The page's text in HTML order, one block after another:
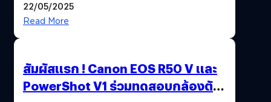
22/05/2025
Read More
สัมผัสแรก ! Canon EOS R50 V และ
PowerShot V1 ร่วมทดสอบกล้องตัว